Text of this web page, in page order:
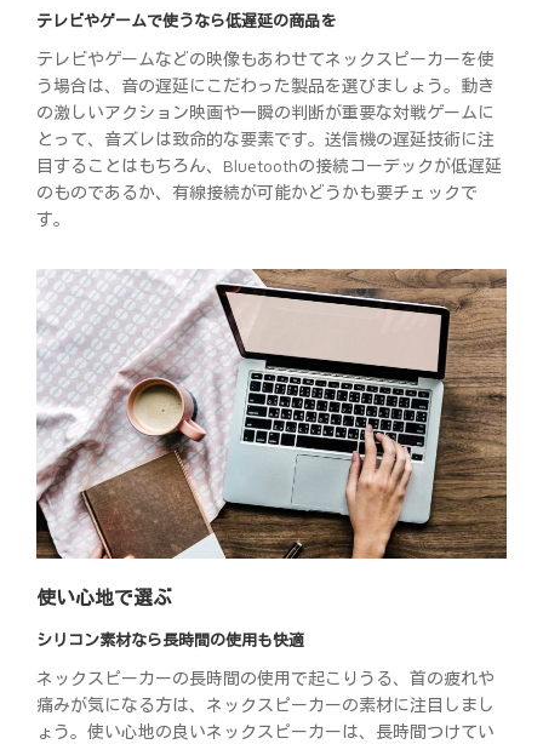
テレビやゲームで使うなら低遅延の商品を
テレビやゲームなどの映像もあわせてネックスピーカーを使
う場合は、音の遅延にこだわった製品を選びましょう。動き
の激しいアクション映画や一瞬の判断が重要な対戦ゲームに
とって、音ズレは致命的な要素です。送信機の遅延技術に注
目することはもちろん、Bluetoothの接続コーデックが低遅延
のものであるか、有線接続が可能かどうかも要チェックで
す。
使い心地で選ぶ
シリコン素材なら長時間の使用も快適
ネックスピーカーの長時間の使用で起こりうる、首の疲れや
痛みが気になる方は、ネックスピーカーの素材に注目しまし
ょう。使い心地の良いネックスピーカーは、長時間つけてい